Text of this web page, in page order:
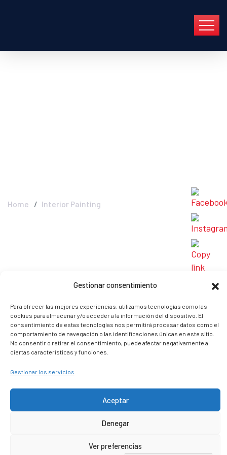
Gestionar consentimiento
Para ofrecer las mejores experiencias, utilizamos tecnologías como las
cookies para almacenar y/o acceder a la información del dispositivo. El
consentimiento de estas tecnologías nos permitirá procesar datos como el
comportamiento de navegación o las identificaciones únicas en este sitio.
No consentir o retirar el consentimiento, puede afectar negativamente a
ciertas características y funciones.
Gestionar los servicios
Aceptar
Denegar
Ver preferencias
Home Interior Painting
By: Zulay Comments: 0
Accusantium dolores ed ut perspiciatis unde omnis